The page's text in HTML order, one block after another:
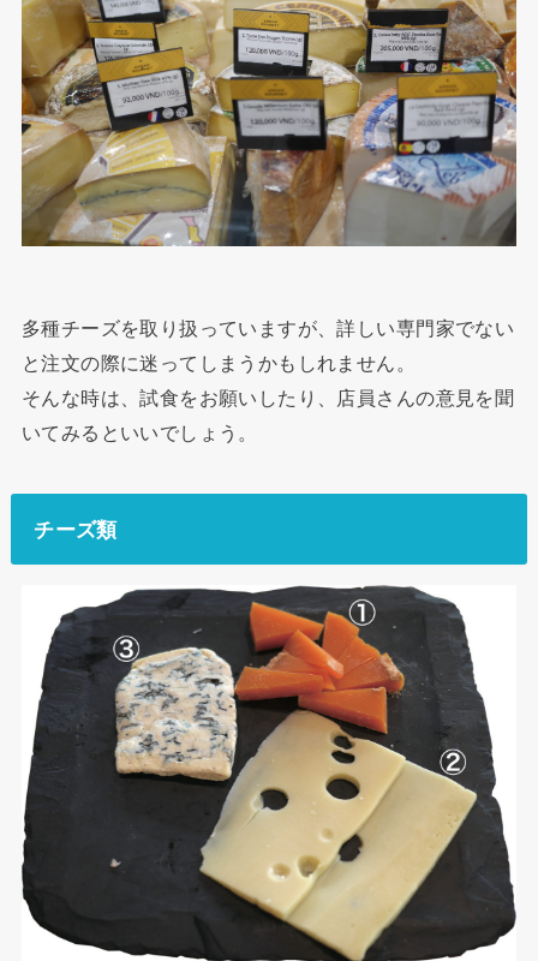
多種チーズを取り扱っていますが、詳しい専門家でない
と注文の際に迷ってしまうかもしれません。
そんな時は、試食をお願いしたり、店員さんの意見を聞
いてみるといいでしょう。
チーズ類